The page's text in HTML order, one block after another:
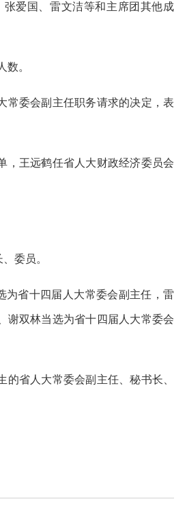
爱国、雷文洁等和主席团其他成
。
常委会副主任职务请求的决定，表
，王远鹤任省人大财政经济委员会
委员。
为省十四届人大常委会副主任，雷
谢双林当选为省十四届人大常委会
省人大常委会副主任、秘书长、